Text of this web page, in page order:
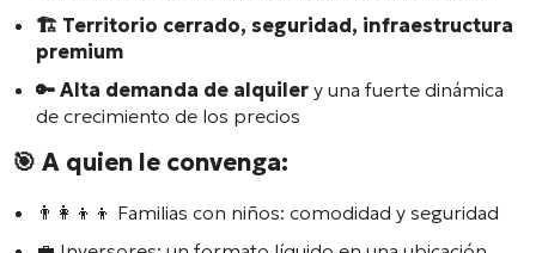
🏗️ Territorio cerrado, seguridad, infraestructura
premium
🔑 Alta demanda de alquiler y una fuerte dinámica
de crecimiento de los precios
🎯 A quien le convenga:
👨‍👩‍👦‍👦 Familias con niños: comodidad y seguridad